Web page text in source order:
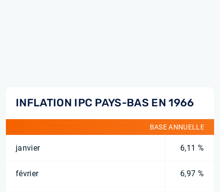
INFLATION IPC PAYS-BAS EN 1966
BASE ANNUELLE
janvier 6,11 %
février 6,97 %